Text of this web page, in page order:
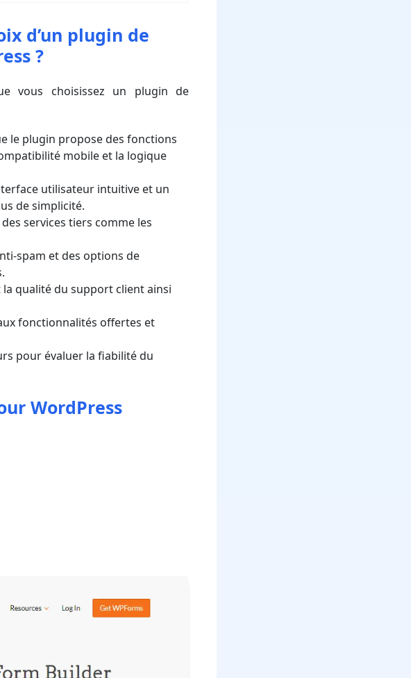
d’un plugin de
?
vous choisissez un plugin de
le plugin propose des fonctions
mobile et la logique
utilisateur intuitive et un
de simplicité.
services tiers comme les
spam et des options de
qualité du support client ainsi
fonctionnalités offertes et
pour évaluer la fiabilité du
WordPress